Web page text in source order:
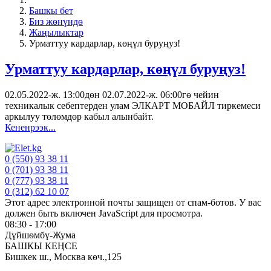
Башкы бет
Биз жѳнүндѳ
Жаңылыктар
Урматтуу кардарлар, көңүл буруңуз!
Урматтуу кардарлар, көңүл буруңуз!
02.05.2022-ж. 13:00дөн 02.07.2022-ж. 06:00гө чейин
техникалык себептерден улам ЭЛКАРТ МОБАЙЛ тиркемеси
аркылуу төлөмдөр кабыл алынбайт.
Кененрээк...
0 (550) 93 38 11
0 (701) 93 38 11
0 (777) 93 38 11
0 (312) 62 10 07
Этот адрес электронной почты защищен от спам-ботов. У вас
должен быть включен JavaScript для просмотра.
08:30 - 17:00
Дүйшѳмбү-Жума
БАШКЫ КЕҢСЕ
Бишкек ш., Москва кѳч.,125